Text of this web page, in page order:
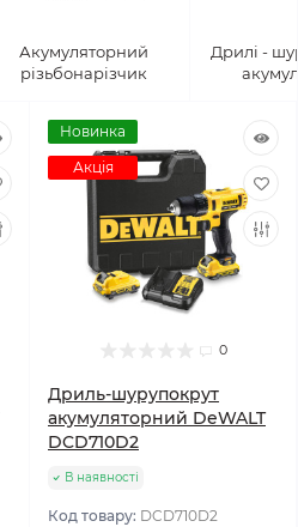
Акумуляторний
різьбонарізчик
Дрилі -
Новинка
Акція
0
Дриль-шурупокрут
акумуляторний DeWALT
DCD710D2
В наявності
Код товару: DCD710D2